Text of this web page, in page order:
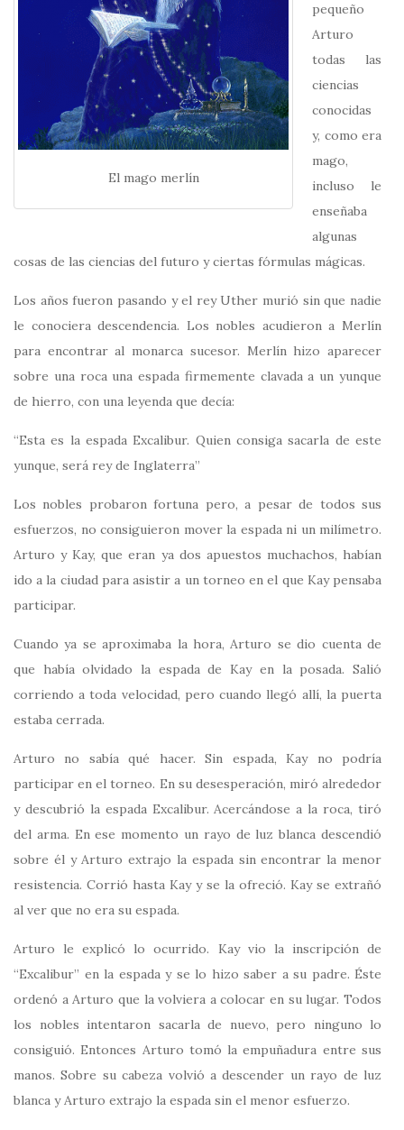
El mago merlín
pequeño
Arturo
todas las
ciencias
conocidas
y, como era
mago,
incluso le
enseñaba
algunas
cosas de las ciencias del futuro y ciertas fórmulas mágicas.
Los años fueron pasando y el rey Uther murió sin que nadie
le conociera descendencia. Los nobles acudieron a Merlín
para encontrar al monarca sucesor. Merlín hizo aparecer
sobre una roca una espada firmemente clavada a un yunque
de hierro, con una leyenda que decía:
“Esta es la espada Excalibur. Quien consiga sacarla de este
yunque, será rey de Inglaterra”
Los nobles probaron fortuna pero, a pesar de todos sus
esfuerzos, no consiguieron mover la espada ni un milímetro.
Arturo y Kay, que eran ya dos apuestos muchachos, habían
ido a la ciudad para asistir a un torneo en el que Kay pensaba
participar.
Cuando ya se aproximaba la hora, Arturo se dio cuenta de
que había olvidado la espada de Kay en la posada. Salió
corriendo a toda velocidad, pero cuando llegó allí, la puerta
estaba cerrada.
Arturo no sabía qué hacer. Sin espada, Kay no podría
participar en el torneo. En su desesperación, miró alrededor
y descubrió la espada Excalibur. Acercándose a la roca, tiró
del arma. En ese momento un rayo de luz blanca descendió
sobre él y Arturo extrajo la espada sin encontrar la menor
resistencia. Corrió hasta Kay y se la ofreció. Kay se extrañó
al ver que no era su espada.
Arturo le explicó lo ocurrido. Kay vio la inscripción de
“Excalibur” en la espada y se lo hizo saber a su padre. Éste
ordenó a Arturo que la volviera a colocar en su lugar. Todos
los nobles intentaron sacarla de nuevo, pero ninguno lo
consiguió. Entonces Arturo tomó la empuñadura entre sus
manos. Sobre su cabeza volvió a descender un rayo de luz
blanca y Arturo extrajo la espada sin el menor esfuerzo.